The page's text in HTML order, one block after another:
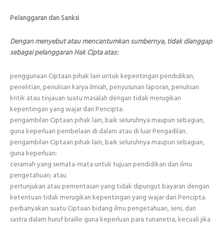
Pelanggaran dan Sanksi
Dengan menyebut atau mencantumkan sumbernya, tidak dianggap
sebagai pelanggaran Hak Cipta atas:
penggunaan Ciptaan pihak lain untuk kepentingan pendidikan,
penelitian, penulisan karya ilmiah, penyusunan laporan, penulisan
kritik atau tinjauan suatu masalah dengan tidak merugikan
kepentingan yang wajar dari Pencipta.
pengambilan Ciptaan pihak lain, baik seluruhnya maupun sebagian,
guna keperluan pembelaan di dalam atau di luar Pengadilan.
pengambilan Ciptaan pihak lain, baik seluruhnya maupun sebagian,
guna keperluan:
ceramah yang semata-mata untuk tujuan pendidikan dan ilmu
pengetahuan; atau
pertunjukan atau pementasan yang tidak dipungut bayaran dengan
ketentuan tidak merugikan kepentingan yang wajar dari Pencipta.
perbanyakan suatu Ciptaan bidang ilmu pengetahuan, seni, dan
sastra dalam huruf braille guna keperluan para tunanetra, kecuali jika